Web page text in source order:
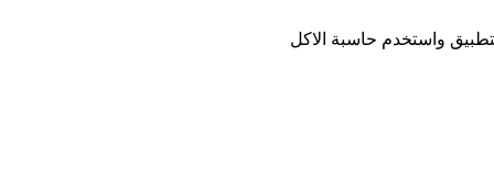
واستخدم حاسبة الاكل